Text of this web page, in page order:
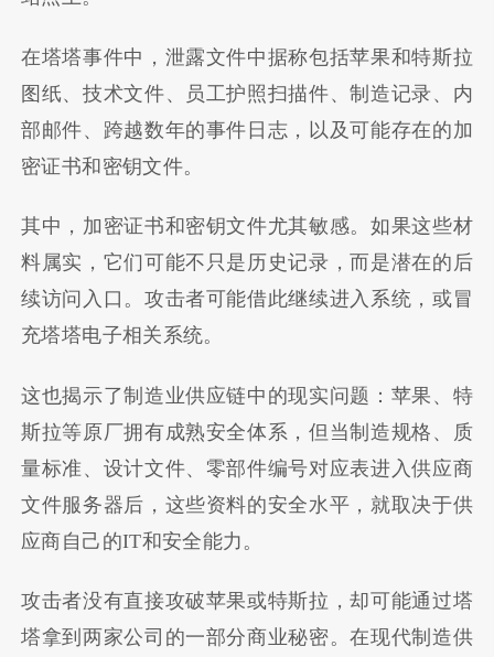
在塔塔事件中，泄露文件中据称包括苹果和特斯拉
图纸、技术文件、员工护照扫描件、制造记录、内
部邮件、跨越数年的事件日志，以及可能存在的加
密证书和密钥文件。
其中，加密证书和密钥文件尤其敏感。如果这些材
料属实，它们可能不只是历史记录，而是潜在的后
续访问入口。攻击者可能借此继续进入系统，或冒
充塔塔电子相关系统。
这也揭示了制造业供应链中的现实问题：苹果、特
斯拉等原厂拥有成熟安全体系，但当制造规格、质
量标准、设计文件、零部件编号对应表进入供应商
文件服务器后，这些资料的安全水平，就取决于供
应商自己的IT和安全能力。
攻击者没有直接攻破苹果或特斯拉，却可能通过塔
塔拿到两家公司的一部分商业秘密。在现代制造供